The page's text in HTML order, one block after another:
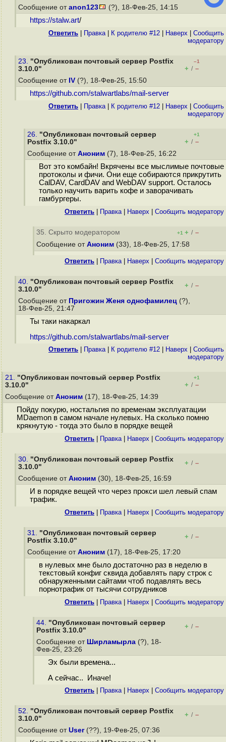
Сообщение от anon123 (?), 18-Фев-25, 14:15
https://stalw.art/
Ответить Правка| К родителю #12 Наверх
Cообщить
модератору
23. "Опубликован почтовый сервер Postfix
3.10.0"
–1
+ / –
Сообщение от IV (?), 18-Фев-25, 15:50
https://github.com/stalwartlabs/mail-server
Ответить Правка| К родителю #12 Наверх
Cообщить
модератору
26. "Опубликован почтовый сервер
Postfix 3.10.0"
+1
+ / –
Сообщение от Аноним (7), 18-Фев-25, 16:22
Вот это комбайн! Вкрячены все мыслимые почтовые
протоколы и фичи. Они еще собираются прикрутить
CalDAV, CardDAV and WebDAV support. Осталось
только научить варить кофе и заворачивать
гамбургеры.
Ответить Правка| Наверх Cообщить модератору
35. Скрыто модератором +1 + / –
Сообщение от Аноним (33), 18-Фев-25, 17:58
Ответить Правка| Наверх Cообщить модератору
40. "Опубликован почтовый сервер Postfix
3.10.0"
+ / –
Сообщение от Пригожин Женя однофамилец (?),
18-Фев-25, 21:47
Ты таки накаркал
https://github.com/stalwartlabs/mail-server
Ответить Правка| К родителю #12 Наверх
Cообщить
модератору
21. "Опубликован почтовый сервер Postfix
3.10.0"
+1
+ / –
Сообщение от Аноним (17), 18-Фев-25, 14:39
Пойду покурю, ностальгия по временам эксплуатации
MDaemon в самом начале нулевых. На сколько помню
крякнутую - тогда это было в порядке вещей
Ответить Правка| Наверх Cообщить модератору
30. "Опубликован почтовый сервер Postfix
3.10.0"
+ / –
Сообщение от Аноним (30), 18-Фев-25, 16:59
И в порядке вещей что через прокси шел левый спам
трафик.
Ответить Правка| Наверх Cообщить модератору
31. "Опубликован почтовый сервер
Postfix 3.10.0"
+ / –
Сообщение от Аноним (17), 18-Фев-25, 17:20
в нулевых мне было достаточно раз в неделю в
текстовый конфиг сквида добавлять пару строк с
обнаруженными сайтами чтоб подавлять весь
порнотрафик от тысячи сотрудников
Ответить Правка| Наверх Cообщить модератору
44. "Опубликован почтовый сервер
Postfix 3.10.0"
+ / –
Сообщение от Ширламырла (?), 18-
Фев-25, 23:26
Эх были времена...
А сейчас.. Иначе!
Ответить Правка| Наверх Cообщить модератору
52. "Опубликован почтовый сервер Postfix
3.10.0"
+ / –
Сообщение от User(??), 19-Фев-25, 07:36